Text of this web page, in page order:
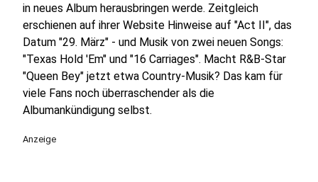
in neues Album herausbringen werde. Zeitgleich
erschienen auf ihrer Website Hinweise auf "Act II", das
Datum "29. März" - und Musik von zwei neuen Songs:
"Texas Hold 'Em" und "16 Carriages". Macht R&B-Star
"Queen Bey" jetzt etwa Country-Musik? Das kam für
viele Fans noch überraschender als die
Albumankündigung selbst.
Anzeige